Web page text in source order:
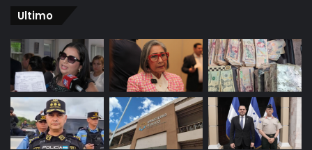
Ultimo